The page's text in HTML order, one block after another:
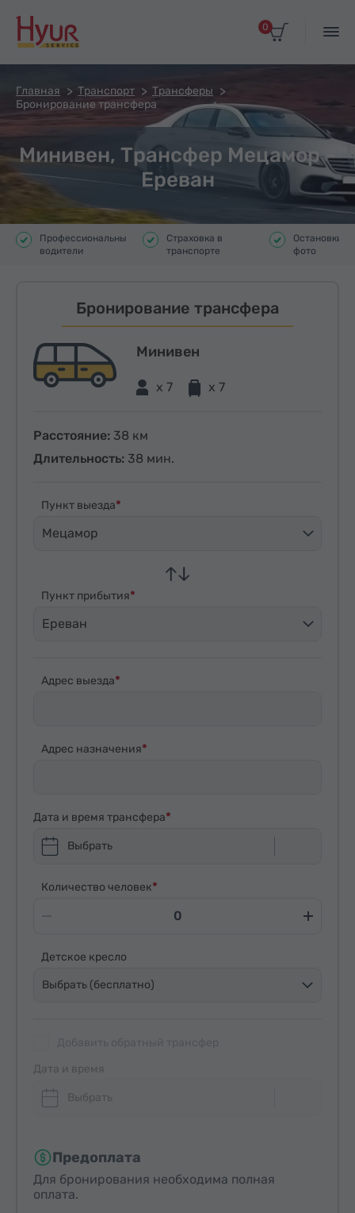
0
Главная Транспорт
Трансферы
Бронирование трансфера
Минивен, Трансфер Мецамор –
Ереван
Профессиональные
водители
Страховка в
транспорте
Остановки
фото
Бронирование трансфера
Минивен
x 7 x 7
Расстояние: 38 км
Длительность: 38 мин.
Пункт выезда
Мецамор
Пункт прибытия
Ереван
Адрес выезда
Адрес назначения
Дата и время трансфера
Выбрать
Количество человек
Детское кресло
Выбрать (бесплатно)
Дата и время
Выбрать
Предоплата
Для бронирования необходима полная
оплата.